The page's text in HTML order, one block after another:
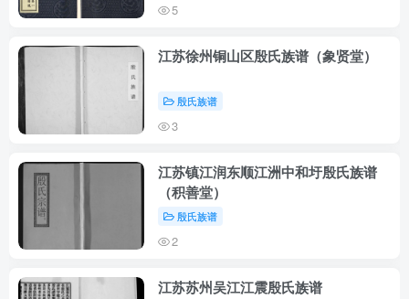
5
江苏徐州铜山区殷氏族谱（象贤堂）
殷氏族谱
3
江苏镇江润东顺江洲中和圩殷氏族谱
（积善堂）
殷氏族谱
2
江苏苏州吴江江震殷氏族谱